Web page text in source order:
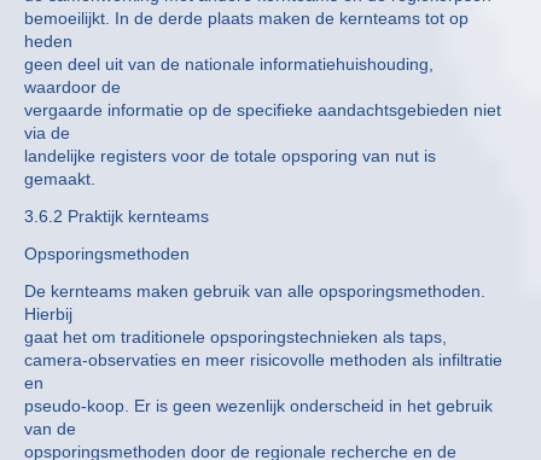
bemoeilijkt. In de derde plaats maken de kernteams tot op
heden
geen deel uit van de nationale informatiehuishouding,
waardoor de
vergaarde informatie op de specifieke aandachtsgebieden niet
via de
landelijke registers voor de totale opsporing van nut is
gemaakt.
3.6.2 Praktijk kernteams
Opsporingsmethoden
De kernteams maken gebruik van alle opsporingsmethoden.
Hierbij
gaat het om traditionele opsporingstechnieken als taps,
camera-observaties en meer risicovolle methoden als infiltratie
en
pseudo-koop. Er is geen wezenlijk onderscheid in het gebruik
van de
opsporingsmethoden door de regionale recherche en de